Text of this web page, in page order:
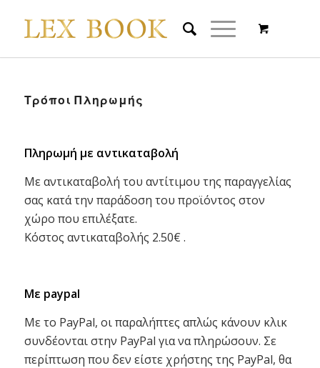
Τρόποι Πληρωμής
Πληρωμή με αντικαταβολή
Με αντικαταβολή του αντίτιμου της παραγγελίας
σας κατά την παράδοση του προϊόντος στον
χώρο που επιλέξατε.
Κόστος αντικαταβολής 2.50€ .
Με paypal
Με το PayPal, οι παραλήπτες απλώς κάνουν κλικ
συνδέονται στην PayPal για να πληρώσουν. Σε
περίπτωση που δεν είστε χρήστης της PayPal, θα